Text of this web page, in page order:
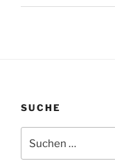
SUCHE
nach: